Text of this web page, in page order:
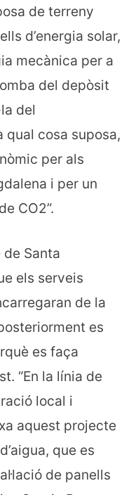
de terreny
d’energia solar,
mecànica per a
del depòsit
del
cosa suposa,
per als
i per un
CO2”.
de Santa
els serveis
de la
es
es faça
“En la línia de
local i
aquest projecte
que es
de panells